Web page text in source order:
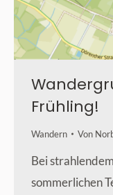
Frühling!
Wandern Von
Bei
sommerlichen